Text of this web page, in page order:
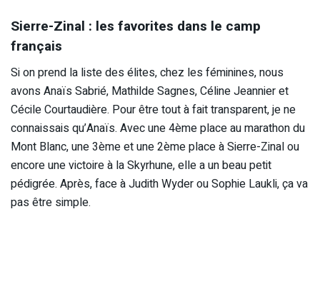
Sierre-Zinal : les favorites dans le camp
français
Si on prend la liste des élites, chez les féminines, nous
avons Anaïs Sabrié, Mathilde Sagnes, Céline Jeannier et
Cécile Courtaudière. Pour être tout à fait transparent, je ne
connaissais qu’Anaïs. Avec une 4ème place au marathon du
Mont Blanc, une 3ème et une 2ème place à Sierre-Zinal ou
encore une victoire à la Skyrhune, elle a un beau petit
pédigrée. Après, face à Judith Wyder ou Sophie Laukli, ça va
pas être simple.